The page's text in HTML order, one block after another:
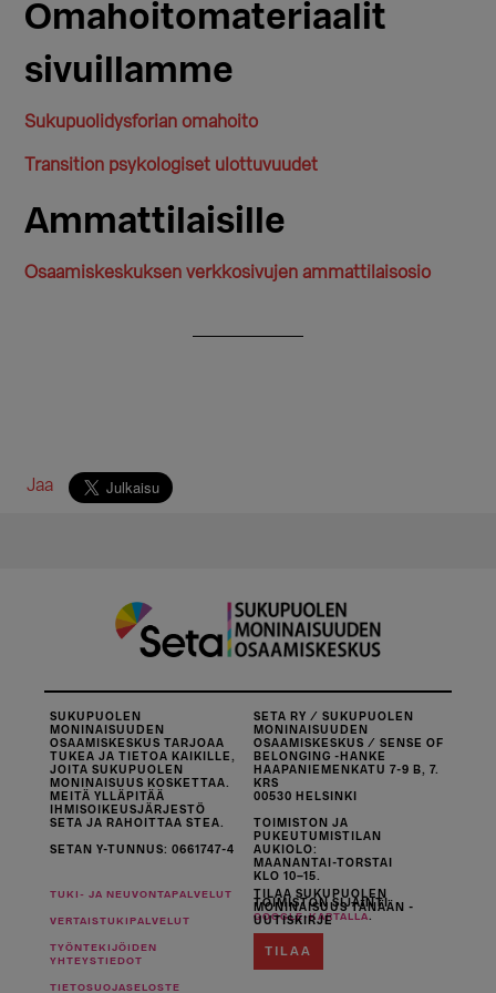
Omahoitomateriaalit
sivuillamme
Sukupuolidysforian omahoito
Transition psykologiset ulottuvuudet
Ammattilaisille
Osaamiskeskuksen verkkosivujen ammattilaisosio
Jaa
SUKUPUOLEN
MONINAISUUDEN
OSAAMISKESKUS TARJOAA
TUKEA JA TIETOA KAIKILLE,
JOITA SUKUPUOLEN
MONINAISUUS KOSKETTAA.
MEITÄ YLLÄPITÄÄ
IHMISOIKEUSJÄRJESTÖ
SETA JA RAHOITTAA STEA.
SETAN Y-TUNNUS: 0661747-4
SETA RY / SUKUPUOLEN
MONINAISUUDEN
OSAAMISKESKUS / SENSE OF
BELONGING -HANKE
HAAPANIEMENKATU 7-9 B, 7.
KRS
00530 HELSINKI
TOIMISTON JA
PUKEUTUMISTILAN
AUKIOLO:
MAANANTAI-TORSTAI
KLO 10–15.
TOIMISTON SIJAINTI
GOOGLE-KARTALLA.
TUKI- JA NEUVONTAPALVELUT
VERTAISTUKIPALVELUT
TYÖNTEKIJÖIDEN
YHTEYSTIEDOT
TIETOSUOJASELOSTE
TILAA SUKUPUOLEN
MONINAISUUS TÄNÄÄN -
UUTISKIRJE
TILAA